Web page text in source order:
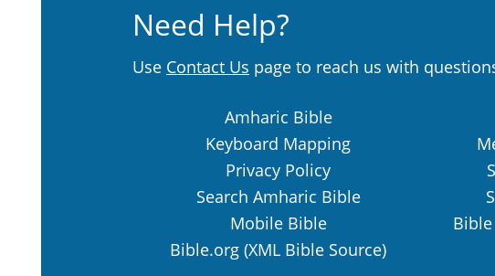
Need Help?
Use Contact Us page to reach us with
Amharic Bible
Keyboard Mapping
Privacy Policy
Search Amharic Bible
Mobile Bible
Bible.org (XML Bible Source)